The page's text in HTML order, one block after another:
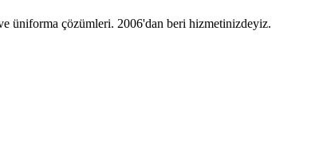
üniforma çözümleri. 2006'dan beri hizmetinizdeyiz.